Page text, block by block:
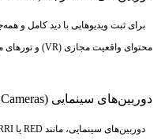
برای ثبت ویدیوهایی با دید کامل و
محتوای واقعیت مجازی (VR) و تورهای مجازی بسیار کاربردی هستند.
دوربین‌های سینمایی (Cinema Cameras)